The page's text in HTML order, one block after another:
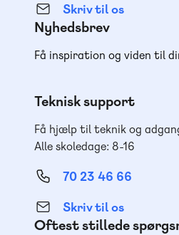
Skriv til os
Nyhedsbrev
Få inspiration og viden til
Teknisk support
Få hjælp til teknik og
Alle skoledage: 8-16
70 23 46 66
Skriv til os
Oftest stillede